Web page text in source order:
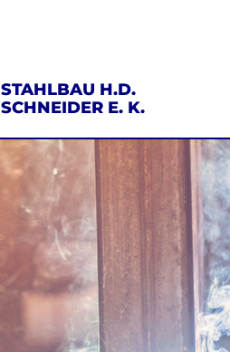
STAHLBAU H.D.
SCHNEIDER E. K.